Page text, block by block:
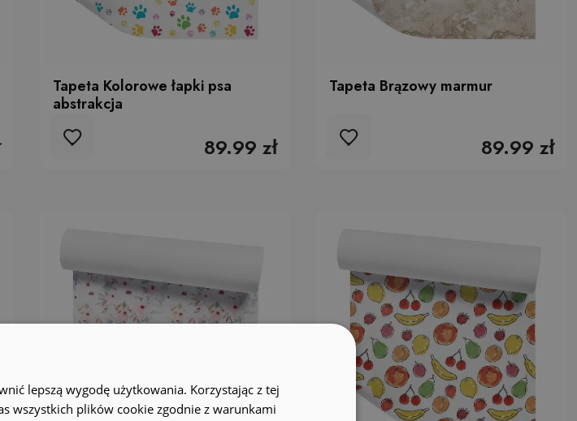
Tapeta Kolorowe łapki psa
abstrakcja
89.99 zł
Tapeta Brązowy marmur
89.99 zł
lepszą wygodę użytkowania. Korzystając z tej
wszystkich plików cookie zgodnie z warunkami